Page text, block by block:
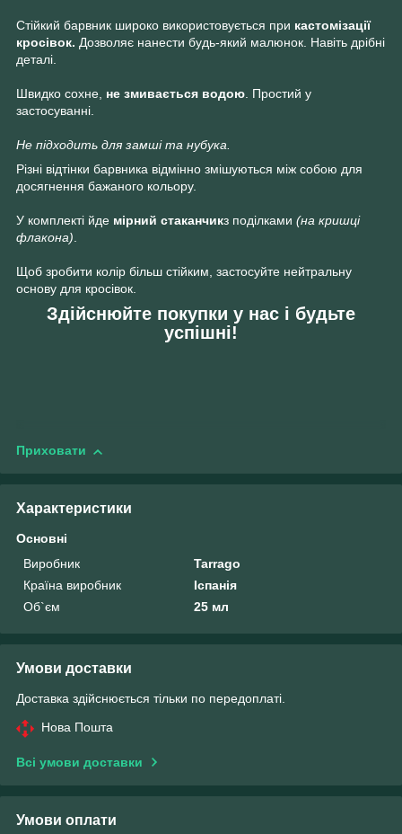
Стійкий барвник широко використовується при кастомізації
кросівок. Дозволяє нанести будь-який малюнок. Навіть дрібні
деталі.
Швидко сохне, не змивається водою . Простий у
застосуванні.
Не підходить для замші та нубука.
Різні відтінки барвника відмінно змішуються між собою для
досягнення бажаного кольору.
У комплекті йде мірний стаканчикз поділками (на кришці
флакона)
Щоб зробити колір більш стійким, застосуйте нейтральну
основу для кросівок.
Здійснюйте покупки у нас і будьте
успішні!
Приховати
Характеристики
Основні
Виробник
Tarrago
Країна виробник
Іспанія
Об`єм
25 мл
Умови доставки
Доставка здійснюється тільки по передоплаті.
Нова Пошта
Всі умови доставки
Умови оплати